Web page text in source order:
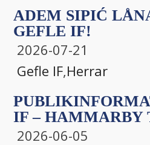
ADEM SIPIĆ
GEFLE IF!
2026-07-21
Gefle IF,Herrar
IF – HAMMARBY
2026-06-05